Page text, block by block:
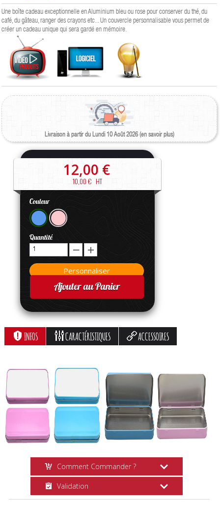
Une boîte cadeau exceptionnelle en Aluminium bleu ou rose pour conserver du thé, du
café, du gâteau, ranger des crayons etc... Un couvercle personnalisable vous permet de
créer un cadeau unique qui sera gardé en mémoire.
Livraison à partir du Lundi 10 Août 2026 (en savoir plus)
12,00 €
10,00 € HT
Couleur
Quantité
Ajouter au Panier
INFOS CARACTÉRISTIQUES ACCESSOIRES
Comment Commander ?
Création en Ligne
Validation